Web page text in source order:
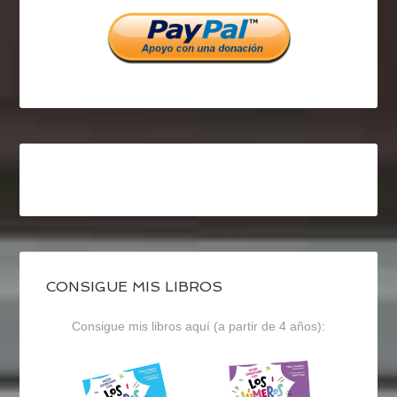
CONSIGUE MIS LIBROS
Consigue mis libros aquí (a partir de 4 años):